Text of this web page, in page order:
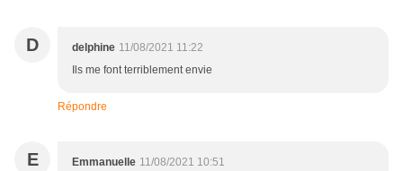
D delphine 11/08/2021 11:22
Ils me font terriblement envie
Répondre
E Emmanuelle 11/08/2021 10:51